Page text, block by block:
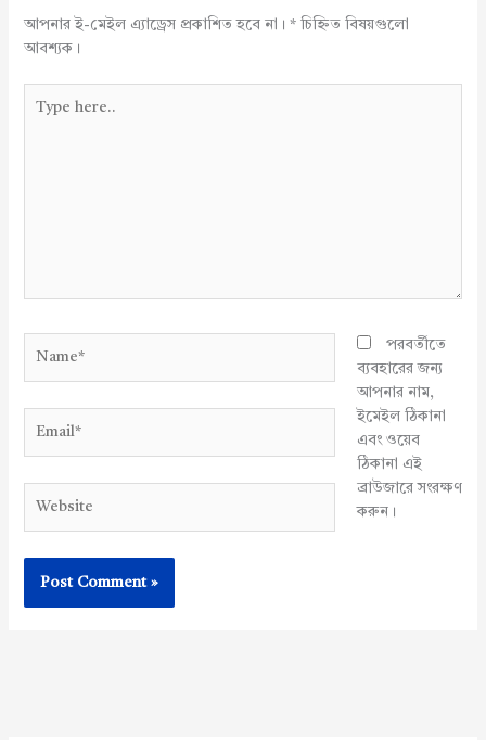
আপনার ই-মেইল এ্যাড্রেস প্রকাশিত হবে না। *চিহ্নিত বিষয়গুলো
আবশ্যক।
here..
পরবর্তীতে
ব্যবহারের জন্য
আপনার নাম,
ইমেইল ঠিকানা
এবং ওয়েব
ঠিকানা এই
ব্রাউজারে সংরক্ষণ
করুন।